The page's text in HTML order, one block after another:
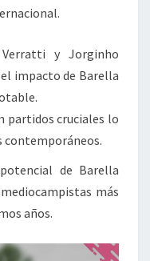
y Jorginho
impacto de Barella
partidos cruciales lo
contemporáneos.
de Barella
más
años.